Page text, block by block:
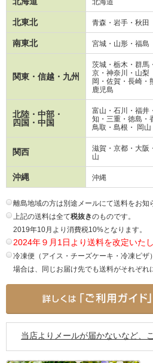
北海道
北東北 青森・岩手・秋田
南東北 宮城・山形・福島
関東・信越・九州
茨城・栃木・群馬
京・神奈川・山梨
岡・ 佐賀・長崎・
鹿児島
北陸・中部・
四国・中国
富山・石川・福井
知・三重・徳島・
鳥取・島根・ 岡山
関西
滋賀・京都・大阪
山
沖縄 沖縄
離島地域の方は別途メールにて送料をお知
上記の送料は全て税抜きのものです。
2019年10月より消費税10%となります。
2024年９月1日より送料を改定いたし
冷凍便（アイス・チーズケーキ・冷凍ピザ
場合は、同じお届け先でも送料がそれぞれ
当店よりメールが届かないなど、